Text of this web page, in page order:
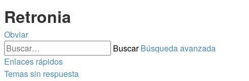
Retronia
Obviar
Buscar Búsqueda avanzada
Enlaces rápidos
Temas sin respuesta